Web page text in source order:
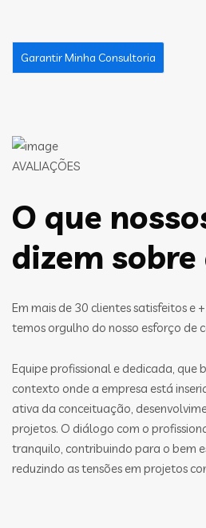
AVALIAÇÕES
O que
dizem
Em mais de 30 clientes satisfeitos e
temos orgulho do nosso esforço de
Equipe profissional e dedicada, que
contexto onde a empresa está
ativa da conceituação,
projetos. O diálogo com o
tranquilo, contribuindo para o bem
reduzindo as tensões em projetos